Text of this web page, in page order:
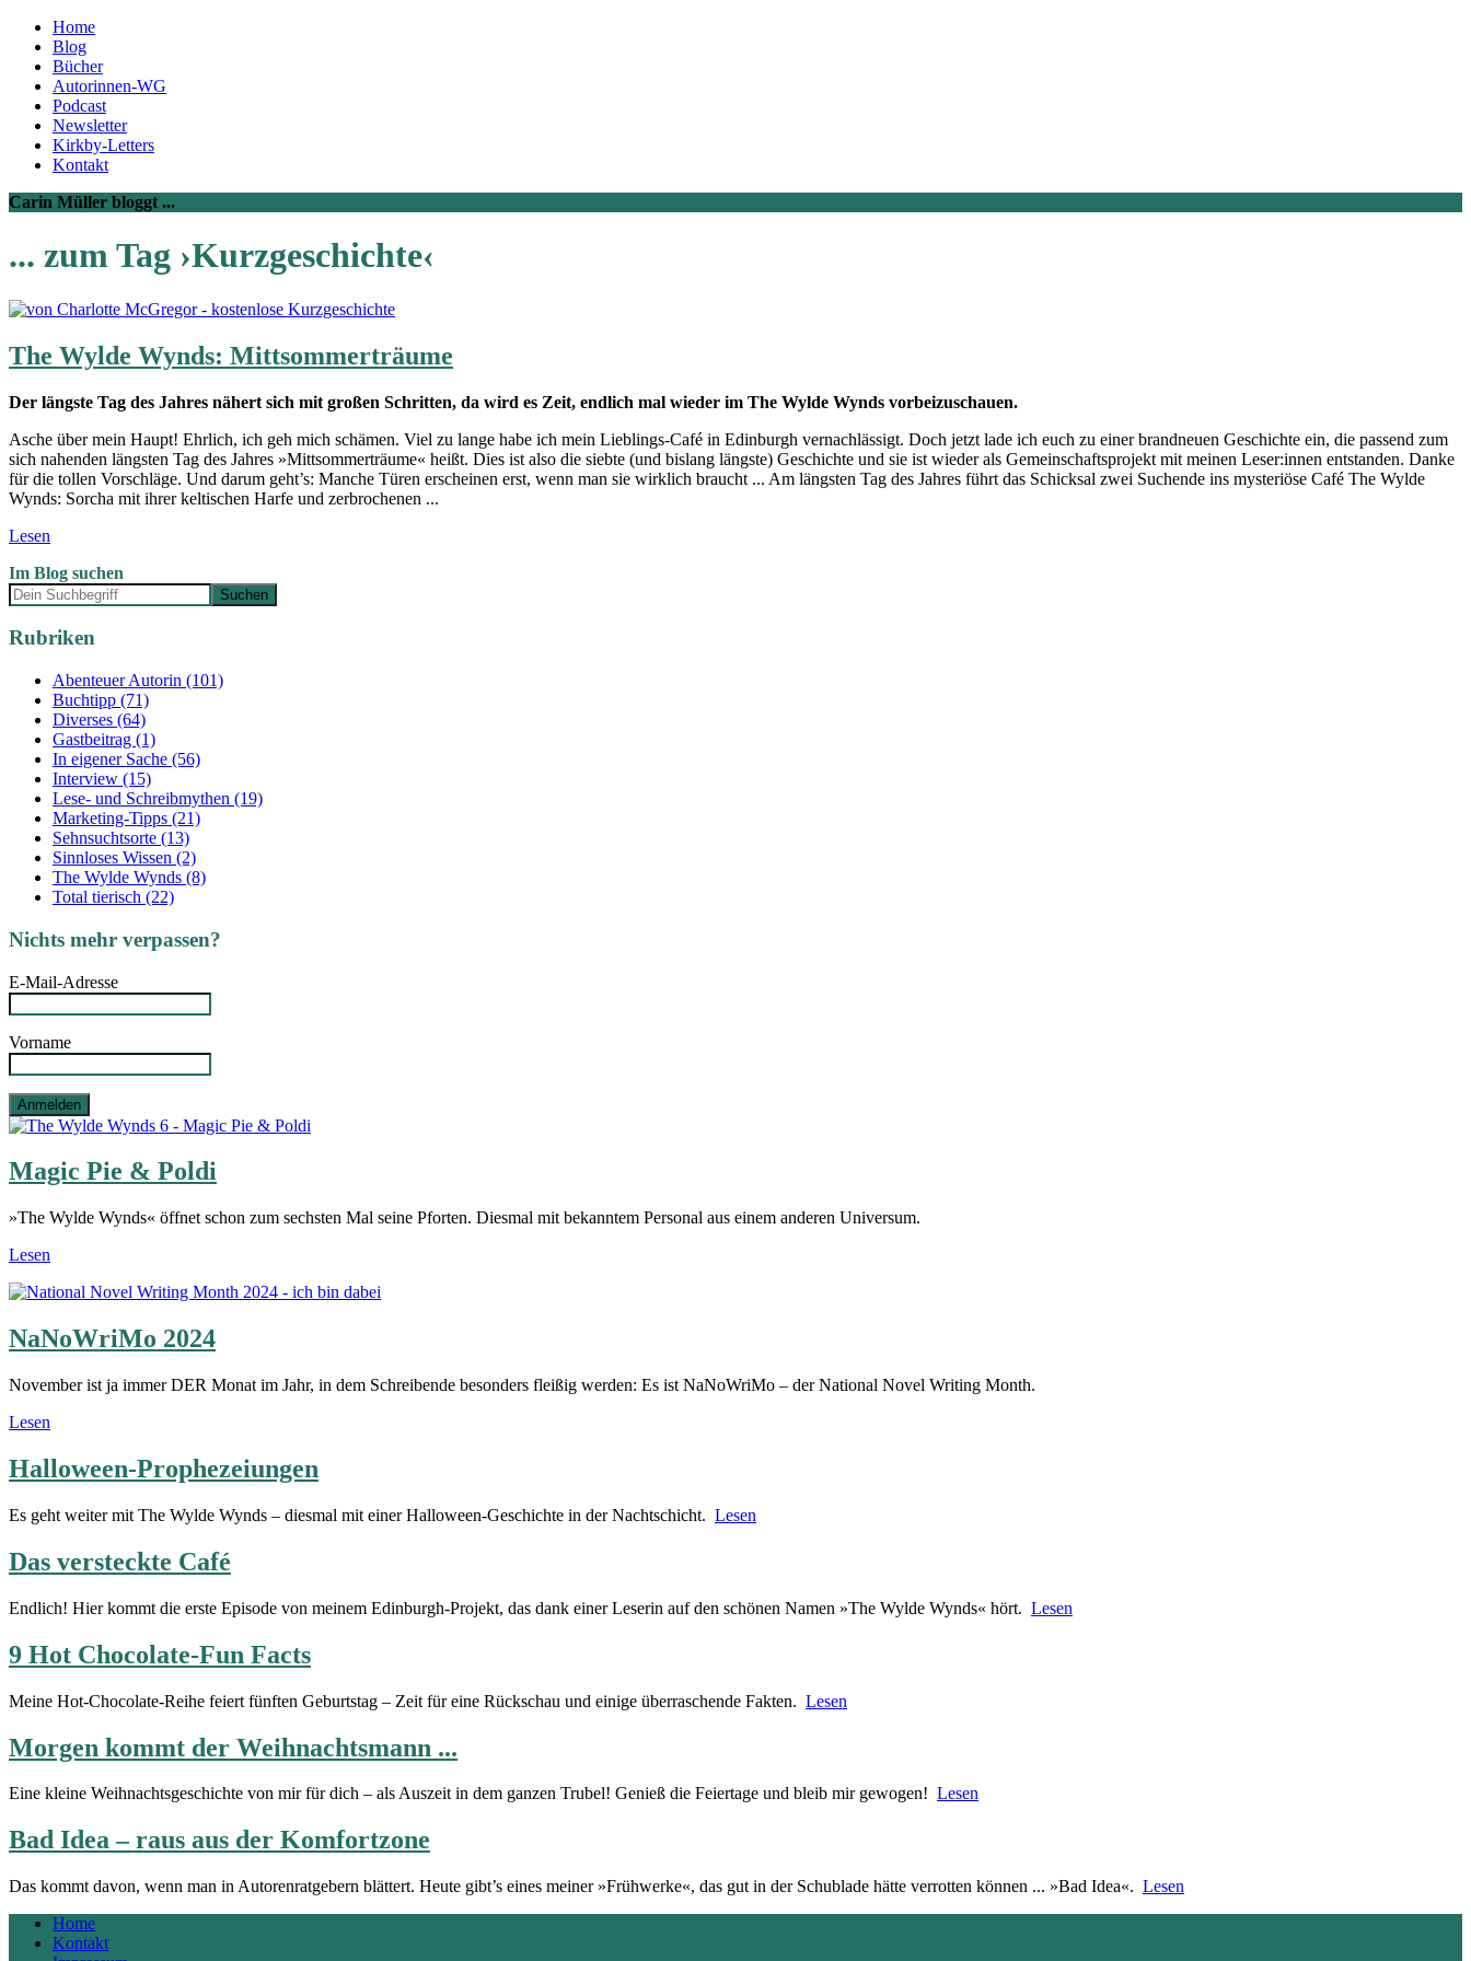
Home
Blog
Bücher
Autorinnen-WG
Podcast
Newsletter
Kirkby-Letters
Kontakt
Carin Müller bloggt ...
... zum Tag ›Kurzgeschichte‹
The Wylde Wynds: Mittsommerträume
Der längste Tag des Jahres nähert sich mit großen Schritten, da wird es Zeit, endlich mal wieder im The Wylde Wynds vorbeizuschauen.
Asche über mein Haupt! Ehrlich, ich geh mich schämen. Viel zu lange habe ich mein Lieblings-Café in Edinburgh vernachlässigt. Doch jetzt lade ich euch zu einer brandneuen Geschichte ein, die passend zum
sich nahenden längsten Tag des Jahres »Mittsommerträume« heißt. Dies ist also die siebte (und bislang längste) Geschichte und sie ist wieder als Gemeinschaftsprojekt mit meinen Leser:innen entstanden. Danke
für die tollen Vorschläge. Und darum geht’s: Manche Türen erscheinen erst, wenn man sie wirklich braucht ... Am längsten Tag des Jahres führt das Schicksal zwei Suchende ins mysteriöse Café The Wylde
Wynds: Sorcha mit ihrer keltischen Harfe und zerbrochenen ...
Lesen
Im Blog suchen
Rubriken
Abenteuer Autorin (101)
Buchtipp (71)
Diverses (64)
Gastbeitrag (1)
In eigener Sache (56)
Interview (15)
Lese- und Schreibmythen (19)
Marketing-Tipps (21)
Sehnsuchtsorte (13)
Sinnloses Wissen (2)
The Wylde Wynds (8)
Total tierisch (22)
Nichts mehr verpassen?
E-Mail-Adresse
Vorname
Magic Pie & Poldi
»The Wylde Wynds« öffnet schon zum sechsten Mal seine Pforten. Diesmal mit bekanntem Personal aus einem anderen Universum.
Lesen
NaNoWriMo 2024
November ist ja immer DER Monat im Jahr, in dem Schreibende besonders fleißig werden: Es ist NaNoWriMo – der National Novel Writing Month.
Lesen
Halloween-Prophezeiungen
Es geht weiter mit The Wylde Wynds – diesmal mit einer Halloween-Geschichte in der Nachtschicht. Lesen
Das versteckte Café
Endlich! Hier kommt die erste Episode von meinem Edinburgh-Projekt, das dank einer Leserin auf den schönen Namen »The Wylde Wynds« hört. Lesen
9 Hot Chocolate-Fun Facts
Meine Hot-Chocolate-Reihe feiert fünften Geburtstag – Zeit für eine Rückschau und einige überraschende Fakten. Lesen
Morgen kommt der Weihnachtsmann ...
Eine kleine Weihnachtsgeschichte von mir für dich – als Auszeit in dem ganzen Trubel! Genieß die Feiertage und bleib mir gewogen! Lesen
Bad Idea – raus aus der Komfortzone
Das kommt davon, wenn man in Autorenratgebern blättert. Heute gibt’s eines meiner »Frühwerke«, das gut in der Schublade hätte verrotten können ... »Bad Idea«. Lesen
Home
Kontakt